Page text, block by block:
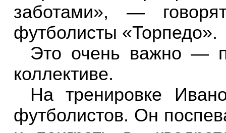
заботами», —
футболисты «Торпедо».
Это очень важно —
коллективе.
На тренировке
футболистов. Он